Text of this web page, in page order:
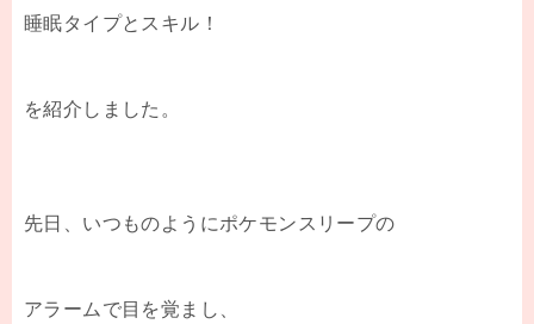
睡眠タイプとスキル！
を紹介しました。
先日、いつものようにポケモンスリープの
アラームで目を覚まし、